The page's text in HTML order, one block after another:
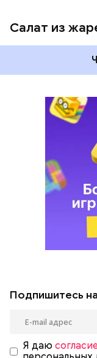
Салат из
Подпишитесь
Я даю согласие